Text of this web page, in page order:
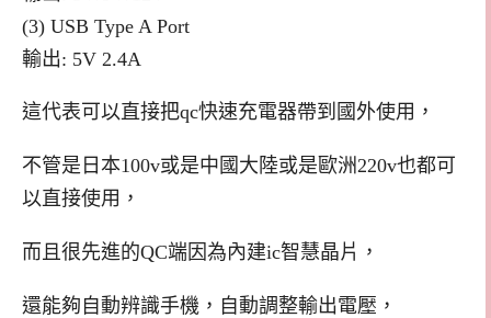
(3) USB Type A Port
輸出: 5V 2.4A
這代表可以直接把qc快速充電器帶到國外使用，
不管是日本100v或是中國大陸或是歐洲220v也都可
以直接使用，
而且很先進的QC端因為內建ic智慧晶片，
還能夠自動辨識手機，自動調整輸出電壓，